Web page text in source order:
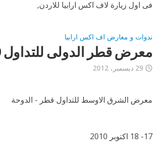
فى اول زيارة لاف اكس ارابيا للاردن,
ندوات و معارض اف اكس ارابيا
معرض قطر الدولى للتداول 2010
29 ديسمبر، 2012
معرض الشرق الاوسط للتداول قطر - الدوحة
17- 18 اكتوبر 2010